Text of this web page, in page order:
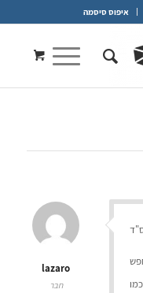
איפוס סיסמה
lazaro
חבר